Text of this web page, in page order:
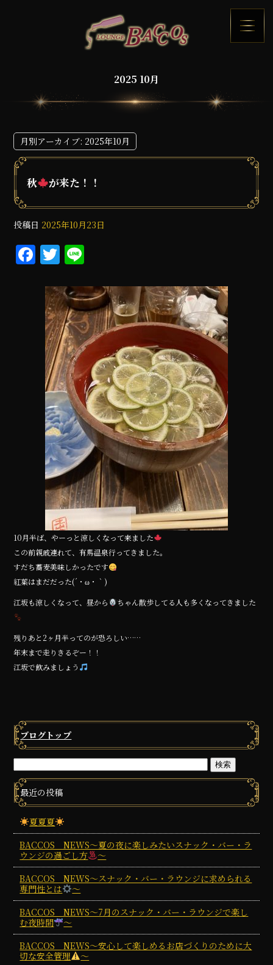
2025 10月
月別アーカイブ: 2025年10月
秋 が来た！！
投稿日 2025年10月23日
F
c
e
b
o
o
k
T
it
te
r
e
10月半ば、やーっと涼しくなって来ました
この前親戚連れて、有馬温泉行ってきました。
すだち蕎麦美味しかったです
紅葉はまだだった(´・ω・｀)
江坂も涼しくなって、昼から
ちゃん散歩してる人も多くなってきました
残りあと2ヶ月半ってのが恐ろしい……
年末まで走りきるぞー！！
江坂で飲みましょう
ブログトップ
最近の投稿
夏夏夏
BACCOS NEWS～夏の夜に楽しみたいスナック・バー・ラ
ウンジの過ごし方
～
BACCOS NEWS～スナック・バー・ラウンジに求められる
専門性とは
～
BACCOS NEWS～7月のスナック・バー・ラウンジで楽し
む夜時間
～
BACCOS NEWS～安心して楽しめるお店づくりのために大
切な安全管理
～